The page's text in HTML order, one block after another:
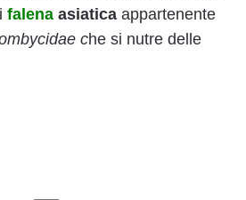
falena asiatica appartenente
che si nutre delle